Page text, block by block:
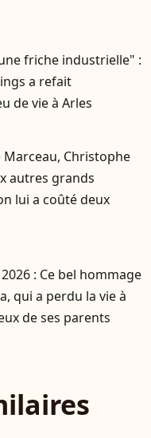
friche industrielle" :
a refait
de vie à Arles
Marceau, Christophe
autres grands
lui a coûté deux
: Ce bel hommage
qui a perdu la vie à
de ses parents